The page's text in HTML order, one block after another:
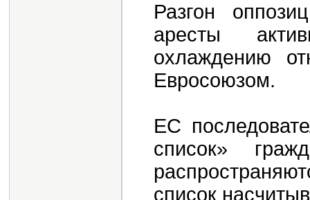
Разгон
аресты
охлаждению
Евросоюзом.
ЕС
список»
список